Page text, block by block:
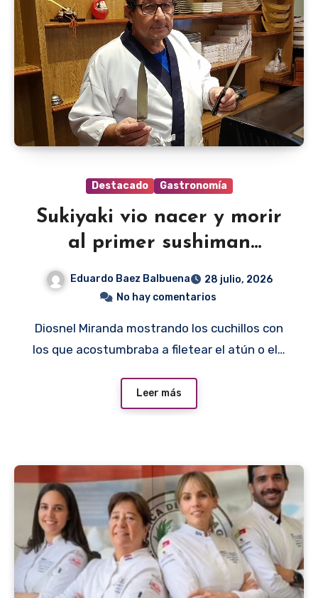
Destacado Gastronomía
Sukiyaki vio nacer y morir
al primer sushiman
Eduardo Baez Balbuena
28 julio, 2026
No hay comentarios
Diosnel Miranda mostrando los cuchillos con
los que acostumbraba a filetear el atún o el…
Leer más